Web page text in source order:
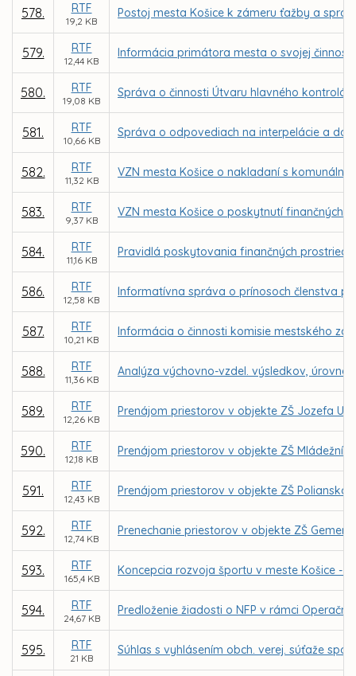
578. RTF
19,2 KB
Postoj mesta Košice k zámeru ťažby a
579. RTF
12,44 KB
Informácia primátora mesta o svojej
580. RTF
19,08 KB
Správa o činnosti Útvaru hlavného
581. RTF
10,66 KB
Správa o odpovediach na interpelácie a
582. RTF
11,32 KB
VZN mesta Košice o nakladaní s
583. RTF
9,37 KB
VZN mesta Košice o poskytnutí finančných
584. RTF
11,16 KB
Pravidlá poskytovania finančných
586. RTF
12,58 KB
Informatívna správa o prínosoch členstva
587. RTF
10,21 KB
Informácia o činnosti komisie mestského
588. RTF
11,36 KB
Analýza výchovno-vzdel. výsledkov, úrovne
589. RTF
12,26 KB
Prenájom priestorov v objekte ZŠ Jozefa
590. RTF
12,18 KB
Prenájom priestorov v objekte ZŠ
591. RTF
12,43 KB
Prenájom priestorov v objekte ZŠ Polianska
592. RTF
12,74 KB
Prenechanie priestorov v objekte ZŠ
593. RTF
165,4 KB
Koncepcia rozvoja športu v meste Košice -
594. RTF
24,67 KB
Predloženie žiadosti o NFP v rámci
595. RTF
21 KB
Súhlas s vyhlásením obch. verej. súťaže